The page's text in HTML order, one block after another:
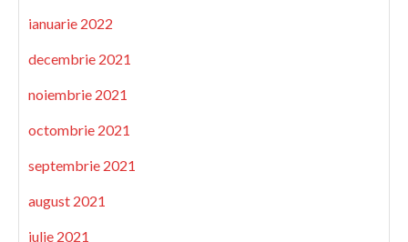
ianuarie 2022
decembrie 2021
noiembrie 2021
octombrie 2021
septembrie 2021
august 2021
iulie 2021